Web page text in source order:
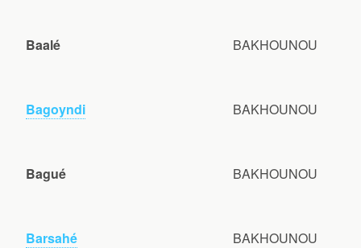
Baalé BAKHOUNOU
Bagoyndi BAKHOUNOU
Bagué BAKHOUNOU
Barsahé BAKHOUNOU